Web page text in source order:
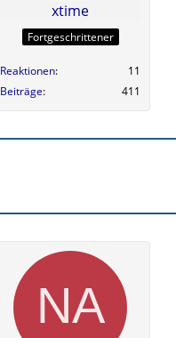
xtime
Fortgeschrittener
Reaktionen
11
Beiträge
411